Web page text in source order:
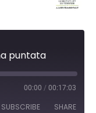
puntata
00:00 / 00:17:03
SUBSCRIBE SHARE